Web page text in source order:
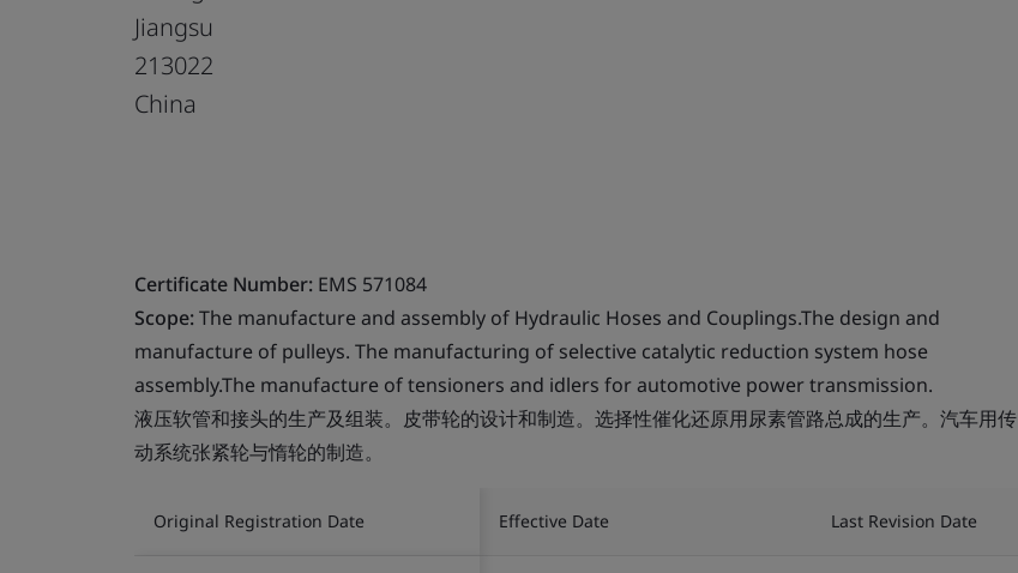
Jiangsu
213022
China
Certificate Number: EMS 571084
Scope:The manufacture and assembly of Hydraulic Hoses and Couplings.The design and
manufacture of pulleys. The manufacturing of selective catalytic reduction system hose
assembly.The manufacture of tensioners and idlers for automotive power transmission.
液压软管和接头的生产及组装。皮带轮的设计和制造。选择性催化还原用尿素管路总成的生产。汽车用传
动系统张紧轮与惰轮的制造。
Original Registration Date Effective Date Last Revision Date